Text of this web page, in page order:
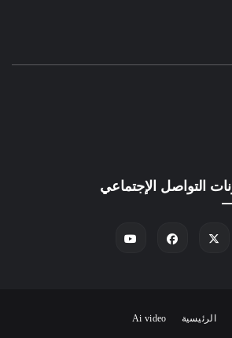
التواصل الإجتماعي
الرئيسية Ai video